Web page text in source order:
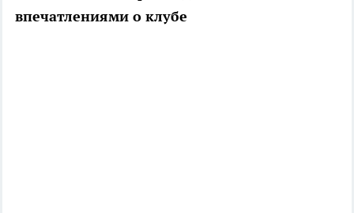
впечатлениями о клубе